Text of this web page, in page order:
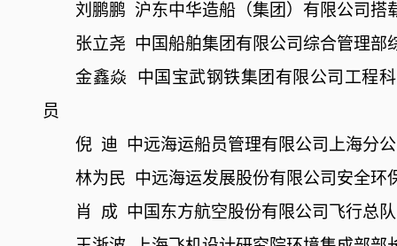
刘鹏鹏 沪东中华造船（集团）有限公司搭
张立尧 中国船舶集团有限公司综合管理部
金鑫焱
中国宝武钢铁集团有限公司工程
员
倪 迪
中远海运船员管理有限公司上海分
林为民 中远海运发展股份有限公司安全环
肖
成 中国东方航空股份有限公司飞行总